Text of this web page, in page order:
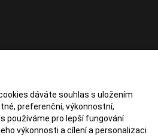
dáváte souhlas s uložením
preferenční, výkonnostní,
používáme pro lepší fungování
výkonnosti a cílení a personalizaci